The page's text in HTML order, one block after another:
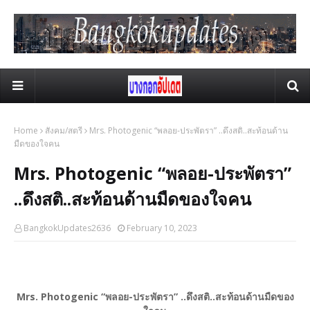
Home สังคม/สตรี
Mrs. Photogenic “พลอย-ประพัตรา” ..ดึงสติ..สะท้อนด้าน
มืดของใจคน
Mrs. Photogenic “พลอย-ประพัตรา”
..ดึงสติ..สะท้อนด้านมืดของใจคน
BangkokUpdates2636 February 10, 2023
Mrs. Photogenic “พลอย-ประพัตรา” ..ดึงสติ..สะท้อนด้านมืดของ